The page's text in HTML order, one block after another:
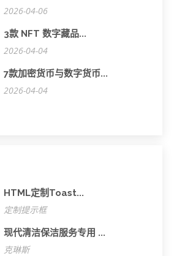
2026-04-06
3款 NFT 数字藏品...
2026-04-04
7款加密货币与数字货币...
2026-04-04
HTML定制Toast...
定制提示框
现代清洁保洁服务专用 ...
克琳斯